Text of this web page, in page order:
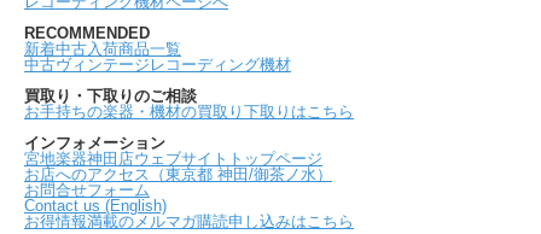
RECOMMENDED
新着中古入荷商品一覧
中古ヴィンテージレコーディング機材
買取り・下取りのご相談
お手持ちの楽器・機材の買取り下取りはこちら
インフォメーション
宮地楽器神田店ウェブサイトトップページ
お店へのアクセス（東京都 神田/御茶ノ水）
お問合せフォーム
Contact us (English)
お得情報満載のメルマガ購読申し込みはこちら